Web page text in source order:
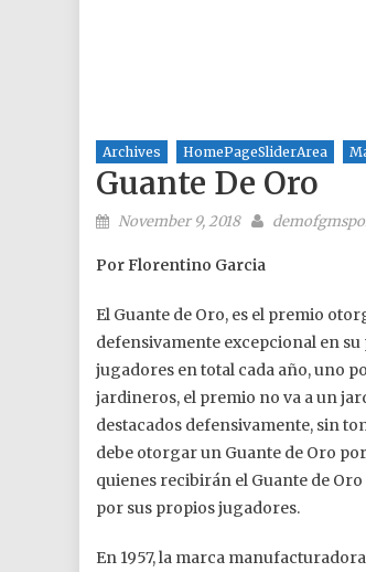
Archives HomePageSliderArea
Guante De Oro
Posted on
November 9, 2018 Author
Por Florentino Garcia
El Guante de Oro, es el premio
defensivamente excepcional en
jugadores en total cada año, uno
jardineros, el premio no va a un
destacados defensivamente, sin
debe otorgar un Guante de Oro
quienes recibirán el Guante de
por sus propios jugadores.
En 1957, la marca